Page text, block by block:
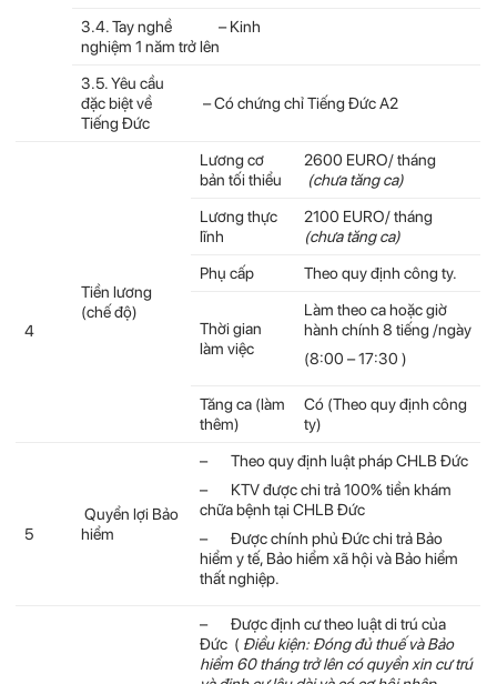
3.4. Tay nghề – Kinh
nghiệm 1 năm trở lên
3.5. Yêu cầu
đặc biệt về
Tiếng Đức
– Có chứng chỉ Tiếng Đức A2
4
Tiền lương
(chế độ)
Lương cơ
bản tối thiểu
2600 EURO/ tháng
(chưa tăng ca)
Lương thực
lĩnh
2100 EURO/ tháng
(chưa tăng ca)
Phụ cấp
Theo quy định công ty.
Thời gian
làm việc
Làm theo ca hoặc giờ
hành chính 8 tiếng /ngày
(8:00 – 17:30 )
Tăng ca (làm
thêm)
Có (Theo quy định công
ty)
5
Quyển lợi Bảo
hiểm
– Theo quy định luật pháp CHLB Đức
– KTV được chi trả 100% tiền khám
chữa bệnh tại CHLB Đức
– Được chính phủ Đức chi trả Bảo
hiểm y tế, Bảo hiểm xã hội và Bảo hiểm
thất nghiệp.
– Được định cư theo luật di trú của
Đức ( Điều kiện: Đóng đủ thuế và Bảo
hiểm 60 tháng trở lên có quyền xin cư trú